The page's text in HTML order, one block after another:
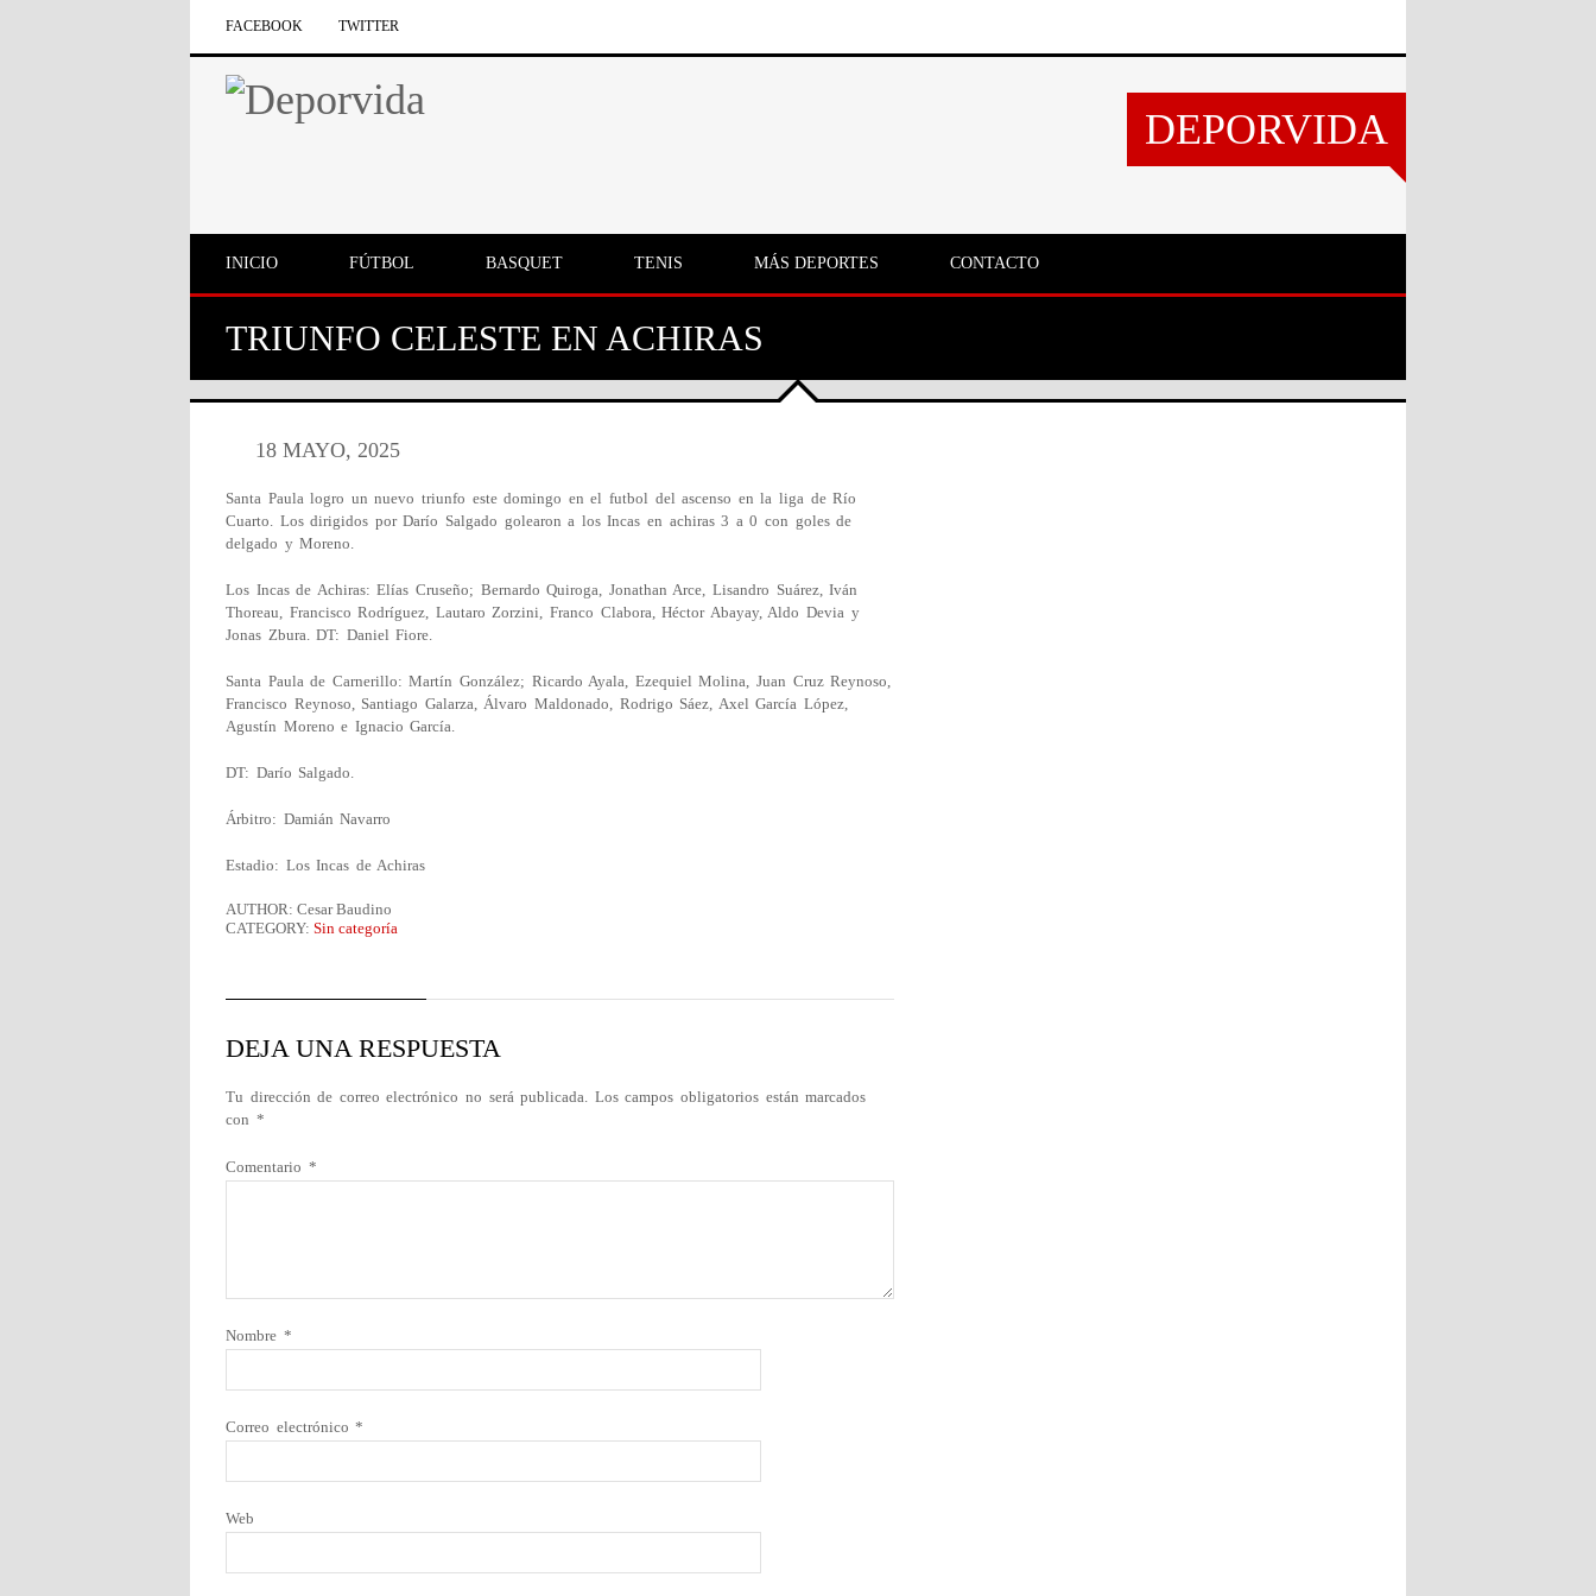
FACEBOOK TWITTER
DEPORVIDA
INICIO FÚTBOL BASQUET TENIS MÁS DEPORTES CONTACTO
TRIUNFO CELESTE EN ACHIRAS
18 MAYO, 2025
Santa Paula logro un nuevo triunfo este domingo en el futbol del ascenso en la liga de Río
Cuarto. Los dirigidos por Darío Salgado golearon a los Incas en achiras 3 a 0 con goles de
delgado y Moreno.
Los Incas de Achiras: Elías Cruseño; Bernardo Quiroga, Jonathan Arce, Lisandro Suárez, Iván
Thoreau, Francisco Rodríguez, Lautaro Zorzini, Franco Clabora, Héctor Abayay, Aldo Devia y
Jonas Zbura. DT: Daniel Fiore.
Santa Paula de Carnerillo: Martín González; Ricardo Ayala, Ezequiel Molina, Juan Cruz Reynoso,
Francisco Reynoso, Santiago Galarza, Álvaro Maldonado, Rodrigo Sáez, Axel García López,
Agustín Moreno e Ignacio García.
DT: Darío Salgado.
Árbitro: Damián Navarro
Estadio: Los Incas de Achiras
AUTHOR: Cesar Baudino
CATEGORY: Sin categoría
DEJA UNA RESPUESTA
Tu dirección de correo electrónico no será publicada. Los campos obligatorios están marcados
con *
Comentario *
Nombre *
Correo electrónico*
Web